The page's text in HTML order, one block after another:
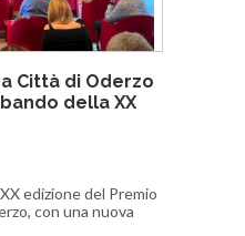
Città di Oderzo
della XX
edizione del Premio
con una nuova